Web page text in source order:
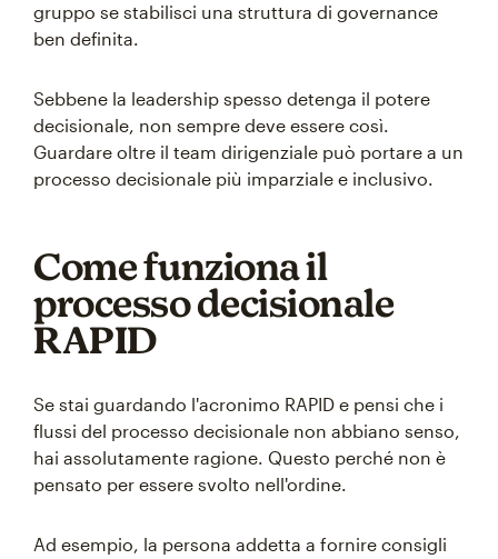
gruppo se stabilisci una struttura di governance
ben definita.
Sebbene la leadership spesso detenga il potere
decisionale, non sempre deve essere così.
Guardare oltre il team dirigenziale può portare a un
processo decisionale più imparziale e inclusivo.
Come funziona il
processo decisionale
RAPID
Se stai guardando l'acronimo RAPID e pensi che i
flussi del processo decisionale non abbiano senso,
hai assolutamente ragione. Questo perché non è
pensato per essere svolto nell'ordine.
Ad esempio, la persona addetta a fornire consigli